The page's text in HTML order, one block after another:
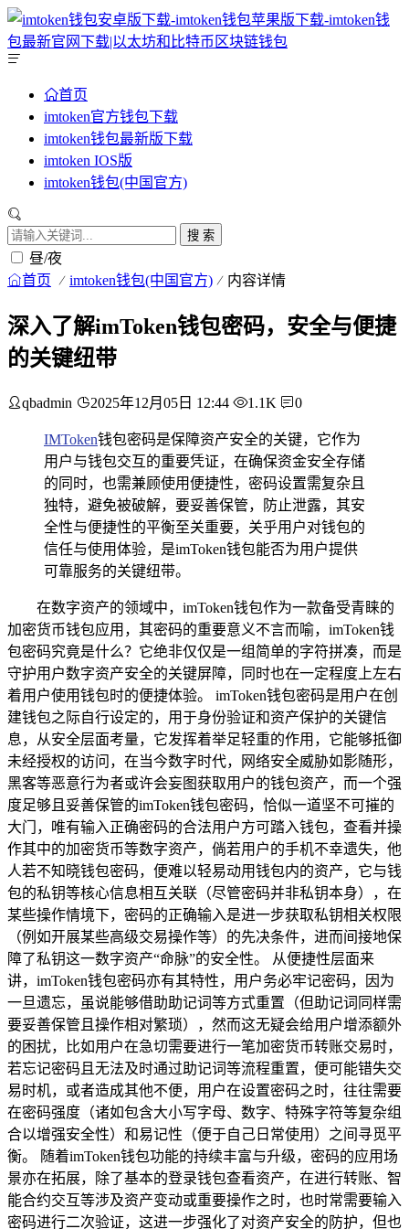
首页
imtoken官方钱包下载
imtoken钱包最新版下载
imtoken IOS版
imtoken钱包(中国官方)
搜 索
昼/夜
首页 imtoken钱包(中国官方) 内容详情
深入了解imToken钱包密码，安全与便捷
的关键纽带
qbadmin 2025年12月05日 12:44 1.1K 0
IMToken钱包密码是保障资产安全的关键，它作为
用户与钱包交互的重要凭证，在确保资金安全存储
的同时，也需兼顾使用便捷性，密码设置需复杂且
独特，避免被破解，要妥善保管，防止泄露，其安
全性与便捷性的平衡至关重要，关乎用户对钱包的
信任与使用体验，是imToken钱包能否为用户提供
可靠服务的关键纽带。
在数字资产的领域中，imToken钱包作为一款备受青睐的
加密货币钱包应用，其密码的重要意义不言而喻，imToken钱
包密码究竟是什么？它绝非仅仅是一组简单的字符拼凑，而是
守护用户数字资产安全的关键屏障，同时也在一定程度上左右
着用户使用钱包时的便捷体验。 imToken钱包密码是用户在创
建钱包之际自行设定的，用于身份验证和资产保护的关键信
息，从安全层面考量，它发挥着举足轻重的作用，它能够抵御
未经授权的访问，在当今数字时代，网络安全威胁如影随形，
黑客等恶意行为者或许会妄图获取用户的钱包资产，而一个强
度足够且妥善保管的imToken钱包密码，恰似一道坚不可摧的
大门，唯有输入正确密码的合法用户方可踏入钱包，查看并操
作其中的加密货币等数字资产，倘若用户的手机不幸遗失，他
人若不知晓钱包密码，便难以轻易动用钱包内的资产，它与钱
包的私钥等核心信息相互关联（尽管密码并非私钥本身），在
某些操作情境下，密码的正确输入是进一步获取私钥相关权限
（例如开展某些高级交易操作等）的先决条件，进而间接地保
障了私钥这一数字资产“命脉”的安全性。 从便捷性层面来
讲，imToken钱包密码亦有其特性，用户务必牢记密码，因为
一旦遗忘，虽说能够借助助记词等方式重置（但助记词同样需
要妥善保管且操作相对繁琐），然而这无疑会给用户增添额外
的困扰，比如用户在急切需要进行一笔加密货币转账交易时，
若忘记密码且无法及时通过助记词等流程重置，便可能错失交
易时机，或者造成其他不便，用户在设置密码之时，往往需要
在密码强度（诸如包含大小写字母、数字、特殊字符等复杂组
合以增强安全性）和易记性（便于自己日常使用）之间寻觅平
衡。 随着imToken钱包功能的持续丰富与升级，密码的应用场
景亦在拓展，除了基本的登录钱包查看资产，在进行转账、智
能合约交互等涉及资产变动或重要操作之时，也时常需要输入
密码进行二次验证，这进一步强化了对资产安全的防护，但也